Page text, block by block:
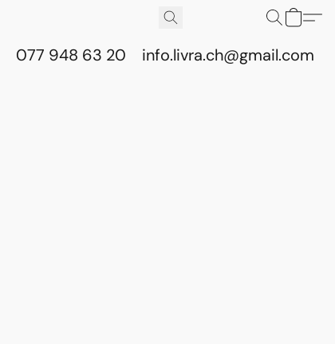
077 948 63 20 info.livra.ch@gmail.com